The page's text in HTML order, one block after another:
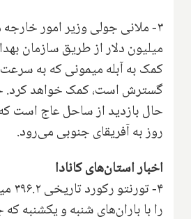
میلیون دلار از طریق سازمان
کمک به آبله میمونی که به سرعت
گسترش است، کمک خواهد کرد.
حال بازدید از ساحل عاج است
روز به آفریقای جنوبی می‌رود.
اخبار استان‌های کانادا
۴-